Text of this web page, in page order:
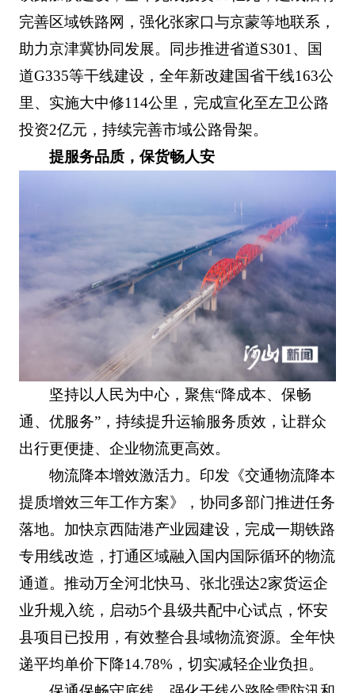
完善区域铁路网，强化张家口与京蒙等地联系，
助力京津冀协同发展。同步推进省道S301、国
道G335等干线建设，全年新改建国省干线163公
里、实施大中修114公里，完成宣化至左卫公路
投资2亿元，持续完善市域公路骨架。
提服务品质，保货畅人安
坚持以人民为中心，聚焦“降成本、保畅
通、优服务”，持续提升运输服务质效，让群众
出行更便捷、企业物流更高效。
物流降本增效激活力。印发《交通物流降本
提质增效三年工作方案》，协同多部门推进任务
落地。加快京西陆港产业园建设，完成一期铁路
专用线改造，打通区域融入国内国际循环的物流
通道。推动万全河北快马、张北强达2家货运企
业升规入统，启动5个县级共配中心试点，怀安
县项目已投用，有效整合县域物流资源。全年快
递平均单价下降14.78%，切实减轻企业负担。